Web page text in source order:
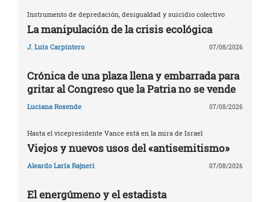
Instrumento de depredación, desigualdad y suicidio colectivo
La manipulación de la crisis ecológica
J. Luis Carpintero 07/08/2026
Crónica de una plaza llena y embarrada para
gritar al Congreso que la Patria no se vende
Luciana Rosende 07/08/2026
Hasta el vicepresidente Vance está en la mira de Israel
Viejos y nuevos usos del «antisemitismo»
Aleardo Laría Rajneri 07/08/2026
El energúmeno y el estadista